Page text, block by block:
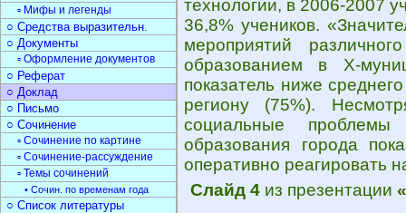
технологии, в 2006-2007
36,8% учеников.
мероприятий
образованием в Х-
показатель ниже
региону (75%).
социальные
образования города
оперативно реагировать
Слайд 4 из презентации
▫ Мифы и легенды
○ Средства выразительн.
○ Документы
▫ Оформление документов
○ Реферат
○ Доклад
○ Письмо
○ Сочинение
▫ Сочинение по картине
▫ Сочинение-рассуждение
▫ Темы сочинений
• Сочин. по временам года
○ Список литературы